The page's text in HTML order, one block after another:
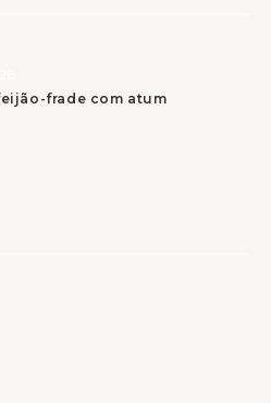
frade com atum